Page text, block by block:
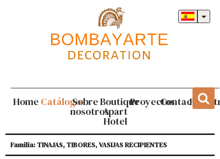
Home CatálogoSobre
nosotros
Boutique
Apart
Hotel
ProyectosContacto
Familia: TINAJAS, TIBORES, VASIJAS RECIPIENTES